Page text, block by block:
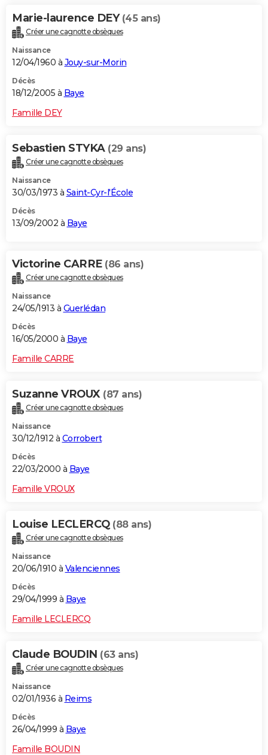
Marie-laurence DEY (45 ans)
Créer une cagnotte obsèques
Naissance
12/04/1960 à Jouy-sur-Morin
Décès
18/12/2005 à Baye
Famille DEY
Sebastien STYKA (29 ans)
Créer une cagnotte obsèques
Naissance
30/03/1973 à Saint-Cyr-l'École
Décès
13/09/2002 à Baye
Victorine CARRE (86 ans)
Créer une cagnotte obsèques
Naissance
24/05/1913 à Guerlédan
Décès
16/05/2000 à Baye
Famille CARRE
Suzanne VROUX (87 ans)
Créer une cagnotte obsèques
Naissance
30/12/1912 à Corrobert
Décès
22/03/2000 à Baye
Famille VROUX
Louise LECLERCQ (88 ans)
Créer une cagnotte obsèques
Naissance
20/06/1910 à Valenciennes
Décès
29/04/1999 à Baye
Famille LECLERCQ
Claude BOUDIN (63 ans)
Créer une cagnotte obsèques
Naissance
02/01/1936 à Reims
Décès
26/04/1999 à Baye
Famille BOUDIN